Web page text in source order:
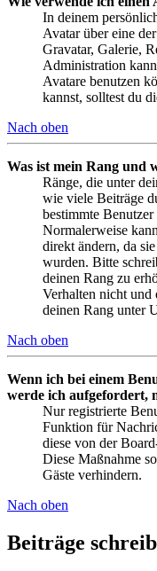
In deinem
Avatar über eine
Gravatar, Galerie,
Administration
Avatare benutzen
kannst, solltest du
Nach oben
Was ist mein Rang und
Ränge, die unter
wie viele Beiträge
bestimmte
Normalerweise
direkt ändern, da
wurden. Bitte
deinen Rang zu
Verhalten nicht
deinen Rang unter
Nach oben
Wenn ich bei einem
werde ich aufgefordert,
Nur registrierte
Funktion für
diese von der
Diese Maßnahme
Gäste verhindern.
Nach oben
Beiträge